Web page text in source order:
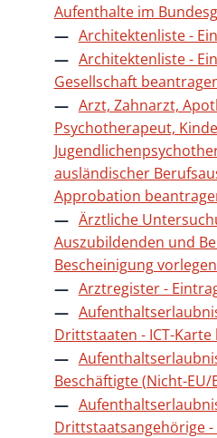
Aufenthalte im
Architektenliste -
Architektenliste -
Gesellschaft
Arzt, Zahnarzt,
Psychotherapeut,
ausländischer
Approbation
Ärztliche
Auszubildenden und
Bescheinigung
Arztregister -
Drittstaaten - ICT-
Beschäftigte (Nicht-EU/
Drittstaatsangehörige -